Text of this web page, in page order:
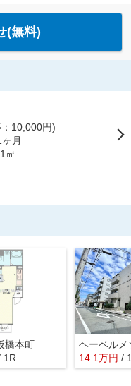
(無料)
10,000円)
ヶ月
㎡
橋本町
1R 14.1万円 /